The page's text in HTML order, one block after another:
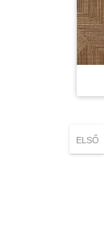
ELSŐ